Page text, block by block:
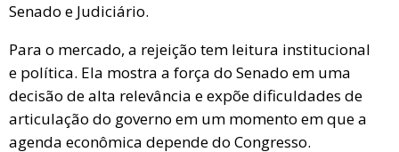
Senado e Judiciário.
Para o mercado, a rejeição tem leitura institucional
e política. Ela mostra a força do Senado em uma
decisão de alta relevância e expõe dificuldades de
articulação do governo em um momento em que a
agenda econômica depende do Congresso.